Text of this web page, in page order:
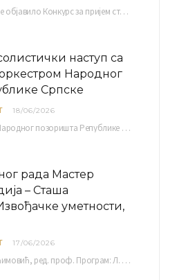
Министарство просвете је објавило Конкурс за пријем студената високошколских установа у Републици Србији у установе…
наступ са
Народног
Српске
18/06/2026
Симфонијски оркестар Народног позоришта Републике Српске расписује јавни позив за учешће у пројекту „CRESCENDO: Нова…
рада Мастер
– Сташа
уметности,
17/06/2026
Ментор: Мр Драгослав Аћимовић, ред. проф. Програм: Л. Ван Бетовен: Соната оп. 31 бр. 2 у…